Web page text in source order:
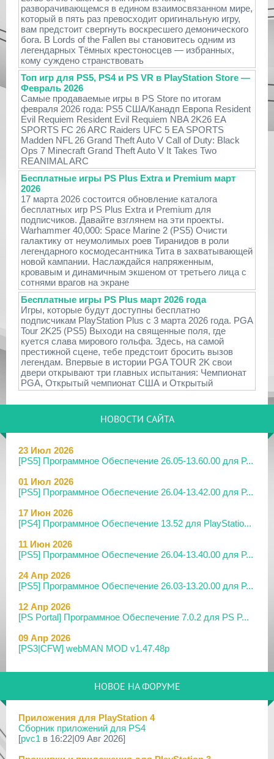
разворачивающемся в едином взаимосвязанном мире,
который в пять раз превосходит оригинальную игру,
вам предстоит свергнуть воскресшего демонического
бога. В Lords of the Fallen вы становитесь одним из
легендарных Тёмных крестоносцев — избранных,
кому суждено странствовать
Топ игр для PS5, PS4 и PS VR в PlayStation Store —
Февраль 2026
Самые продаваемые игры в PS Store по итогам
февраля 2026 года: PS5 США/Канадп Европа Resident
Evil Requiem Resident Evil Requiem NBA 2K26 EA
SPORTS FC 26 ARC Raiders UFC 5 EA SPORTS
Madden NFL 26 Grand Theft Auto V Call of Duty: Black
Ops 7 Minecraft Grand Theft Auto V It Takes Two
REANIMAL ARC
Бесплатные игры PS Plus Extra и Premium март
2026
17 марта 2026 состоится обновление каталога
бесплатных игр PS Plus Extra и Premium для
подписчиков. Давайте взглянем на эти проекты.
Warhammer 40,000: Space Marine 2 (PS5) Очисти
галактику от неумолимых роев Тиранидов в роли
легендарного космодесантника Тита в захватывающей
новой кампании. Наслаждайся напряженным,
кровавым и динамичным экшеном от третьего лица с
сотнями врагов на экране
Бесплатные игры PS Plus март 2026 года
Игры, которые будут доступны бесплатно
подписчикам PlayStation Plus с 3 марта 2026 года. PGA
Tour 2K25 (PS5) Выходи на священные поля, где
куется слава мирового гольфа. Здесь, на самой
престижной сцене, тебе предстоит бросить вызов
легендам. Впервые в истории PGA TOUR 2K свои
двери открывают три главных испытания: Чемпионат
PGA, Открытый чемпионат США и Открытый
НОВОСТИ САЙТА
23 Июл 2026
[PS5] Программное Обеспечение 26.05-13.60.00 для P...
01 Июл 2026
[PS5] Программное Обеспечение 26.04-13.42.00 для P...
17 Июн 2026
[PS4] Программное Обеспечение 13.52 для PlayStatio...
11 Июн 2026
[PS5] Программное Обеспечение 26.04-13.40.00 для P...
24 Апр 2026
[PS5] Программное Обеспечение 26.03-13.20.00 для P...
12 Апр 2026
[PS Portal] Программное Обеспечение 7.0.2 для PS P...
09 Апр 2026
[PS3|CFW] webMAN MOD v1.47.48p
19 Мар 2026
18 Мар 2026
[PS3] Программное Обеспечение 4.93 для PlayStation...
НОВОЕ НА ФОРУМЕ
Приложения для PlayStation 4
Сборник приложений для PS4
[pvc1 в 16:22|09 Авг 2026]